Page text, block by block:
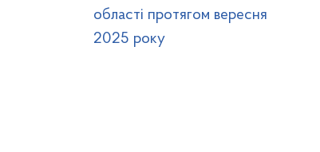
області протягом вересня
2025 року